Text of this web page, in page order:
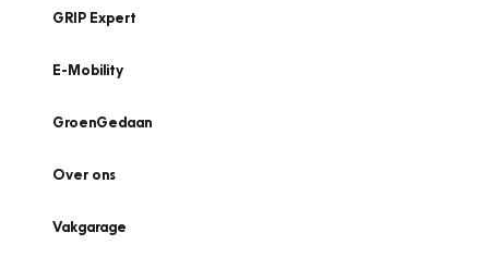
GRIP Expert
E-Mobility
GroenGedaan
Over ons
Vakgarage